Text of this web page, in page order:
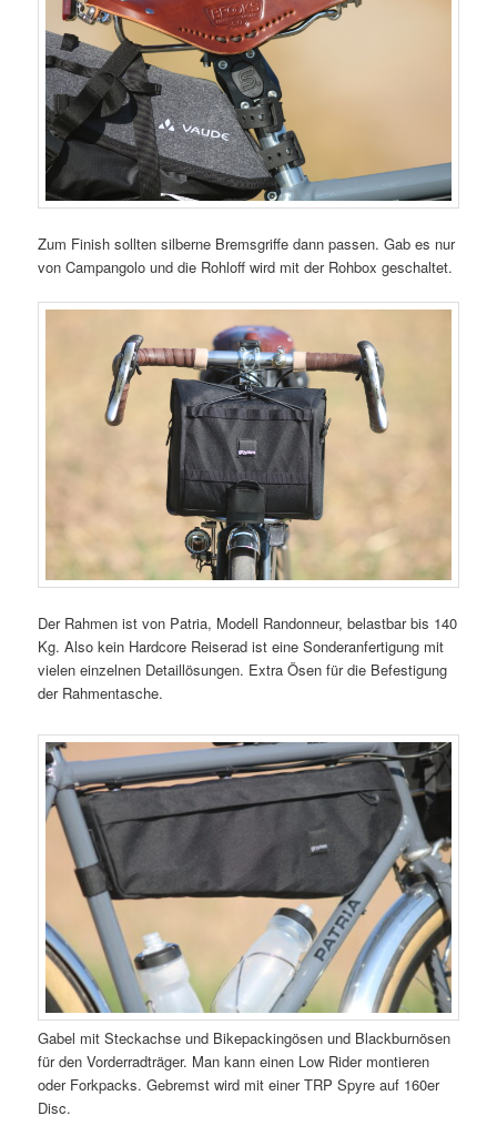
Zum Finish sollten silberne Bremsgriffe dann passen. Gab es nur
von Campangolo und die Rohloff wird mit der Rohbox geschaltet.
Der Rahmen ist von Patria, Modell Randonneur, belastbar bis 140
Kg. Also kein Hardcore Reiserad ist eine Sonderanfertigung mit
vielen einzelnen Detaillösungen. Extra Ösen für die Befestigung
der Rahmentasche.
Gabel mit Steckachse und Bikepackingösen und Blackburnösen
für den Vorderradträger. Man kann einen Low Rider montieren
oder Forkpacks. Gebremst wird mit einer TRP Spyre auf 160er
Disc.